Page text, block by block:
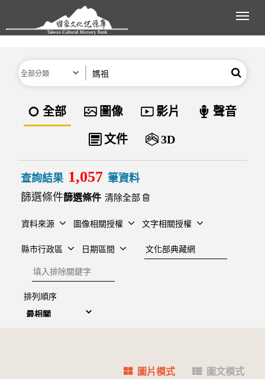
跳到主要內容區塊
展
分類 搜尋
資料類型
全部 圖像 影片 聲音
文件 3D
查詢結果 1,057 筆資料
篩選條件
清除全部
資料來源 圖像相關授權 文字相關授權
縣市行政區 日期區間
建檔單位
排除關鍵字
排列順序
圖片模式 圖文模式